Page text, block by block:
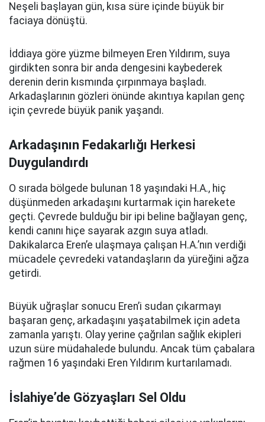
Neşeli başlayan gün, kısa süre içinde büyük bir
faciaya dönüştü.
İddiaya göre yüzme bilmeyen Eren Yıldırım, suya
girdikten sonra bir anda dengesini kaybederek
derenin derin kısmında çırpınmaya başladı.
Arkadaşlarının gözleri önünde akıntıya kapılan genç
için çevrede büyük panik yaşandı.
Arkadaşının Fedakarlığı Herkesi
Duygulandırdı
O sırada bölgede bulunan 18 yaşındaki H.A., hiç
düşünmeden arkadaşını kurtarmak için harekete
geçti. Çevrede bulduğu bir ipi beline bağlayan genç,
kendi canını hiçe sayarak azgın suya atladı.
Dakikalarca Eren’e ulaşmaya çalışan H.A.’nın verdiği
mücadele çevredeki vatandaşların da yüreğini ağza
getirdi.
Büyük uğraşlar sonucu Eren’i sudan çıkarmayı
başaran genç, arkadaşını yaşatabilmek için adeta
zamanla yarıştı. Olay yerine çağrılan sağlık ekipleri
uzun süre müdahalede bulundu. Ancak tüm çabalara
rağmen 16 yaşındaki Eren Yıldırım kurtarılamadı.
İslahiye’de Gözyaşları Sel Oldu